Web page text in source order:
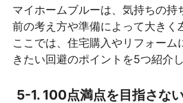
マイホームブルーは、気持ちの持
前の考え方や準備によって大きく
ここでは、住宅購入やリフォーム
きたい回避のポイントを5つ紹介し
5-1. 100点満点を目指さな